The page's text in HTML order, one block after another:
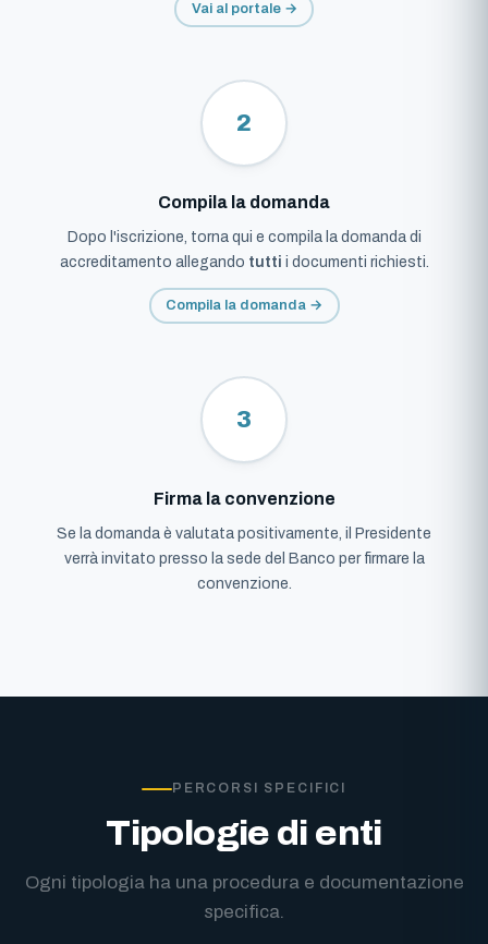
Vai al portale →
2
Compila la domanda
Dopo l'iscrizione, torna qui e compila la domanda di
accreditamento allegando tutti i documenti richiesti.
Compila la domanda →
3
Firma la convenzione
Se la domanda è valutata positivamente, il Presidente
verrà invitato presso la sede del Banco per firmare la
convenzione.
PERCORSI SPECIFICI
Tipologie di enti
Ogni tipologia ha una procedura e documentazione
specifica.